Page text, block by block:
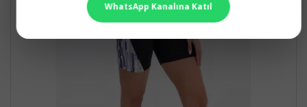
WhatsApp Kanalına Katıl